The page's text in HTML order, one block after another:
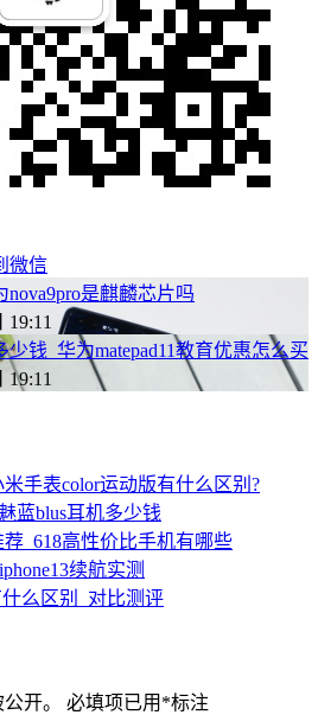
微信
nova9pro是麒麟芯片吗
19:11
少钱_华为matepad11教育优惠怎么买
19:11
手表color运动版有什么区别?
蓝blus耳机多少钱
_618高性价比手机有哪些
续航实测
什么区别_对比测评
开。 必填项已用 *标注